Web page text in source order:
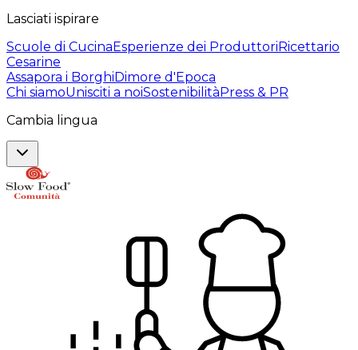
Lasciati ispirare
Scuole di CucinaEsperienze dei ProduttoriRicettario
Cesarine
Assapora i BorghiDimore d'Epoca
Chi siamoUnisciti a noiSostenibilitàPress & PR
Cambia lingua